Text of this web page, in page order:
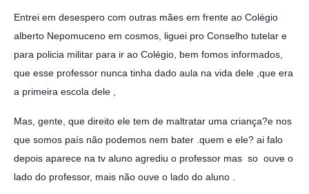
Entrei em desespero com outras mães em frente ao Colégio
alberto Nepomuceno em cosmos, liguei pro Conselho tutelar e
para policia militar para ir ao Colégio, bem fomos informados,
que esse professor nunca tinha dado aula na vida dele ,que era
a primeira escola dele ,
Mas, gente, que direito ele tem de maltratar uma criança?e nos
que somos país não podemos nem bater .quem e ele? ai falo
depois aparece na tv aluno agrediu o professor mas so ouve o
lado do professor, mais não ouve o lado do aluno .